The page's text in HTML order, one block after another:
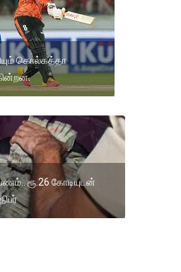
கொல்கத்தா
ரூ.26 கோடியுடன்